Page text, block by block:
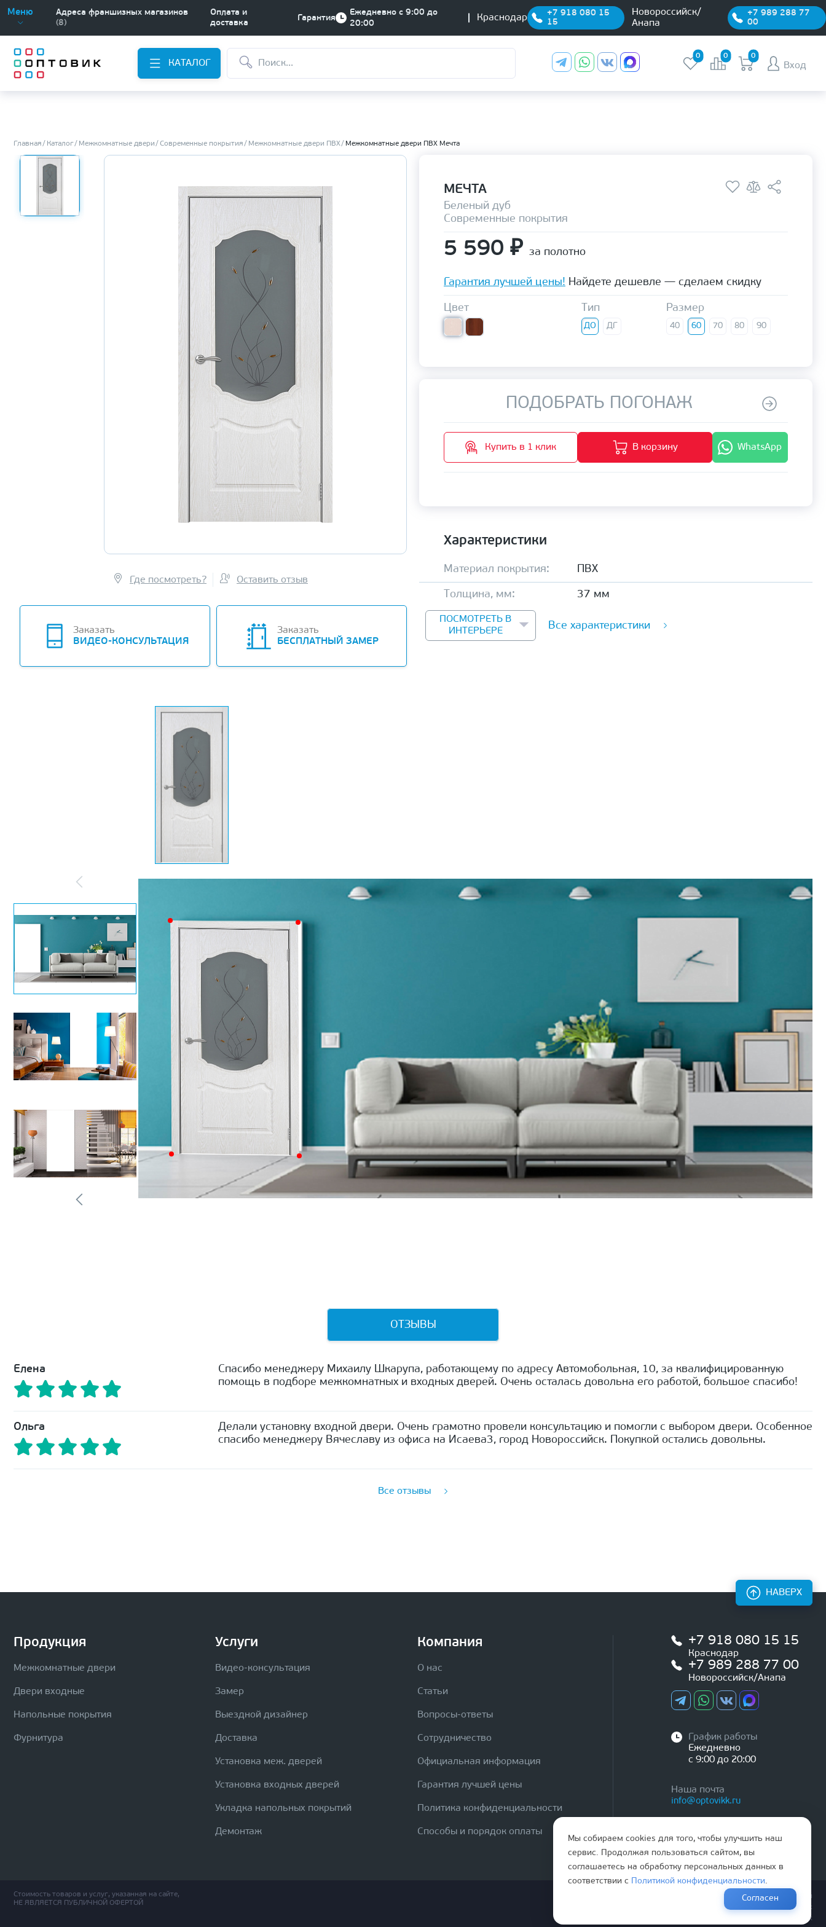
Меню
Адреса франшизных магазинов
(8)
Оплата и
доставка
Гарантия
Ежедневно с 9:00 до
20:00
Краснодар
+7 918 080 15
15
Новороссийск/
Анапа
+7 989 288 77
00
КАТАЛОГ
0 0 0
Вход
Главная Каталог Межкомнатные двери Современные покрытия Межкомнатные двери ПВХ Межкомнатные двери ПВХ Мечта
Где посмотреть? Оставить отзыв
Заказать
ВИДЕО-КОНСУЛЬТАЦИЯ
Заказать
БЕСПЛАТНЫЙ ЗАМЕР
МЕЧТА
Беленый дуб
Современные покрытия
5 590 ₽ за полотно
Гарантия лучшей цены! Найдете дешевле — сделаем скидку
Цвет Тип
ДО ДГ
Размер
40 60 70 80 90
ПОДОБРАТЬ ПОГОНАЖ
Купить в 1 клик В корзину WhatsApp
Характеристики
Материал покрытия: ПВХ
Толщина, мм: 37 мм
ПОСМОТРЕТЬ В
ИНТЕРЬЕРЕ
Все характеристики
ОТЗЫВЫ
Елена
Спасибо менеджеру Михаилу Шкарупа, работающему по адресу Автомобольная, 10, за квалифицированную
помощь в подборе межкомнатных и входных дверей. Очень осталась довольна его работой, большое спасибо!
Ольга
Делали установку входной двери. Очень грамотно провели консультацию и помогли с выбором двери. Особенное
спасибо менеджеру Вячеславу из офиса на Исаева3, город Новороссийск. Покупкой остались довольны.
Все отзывы
Продукция
Межкомнатные двери
Двери входные
Напольные покрытия
Фурнитура
Услуги
Видео-консультация
Замер
Выездной дизайнер
Доставка
Установка меж. дверей
Установка входных дверей
Укладка напольных покрытий
Демонтаж
Компания
О нас
Статьи
Вопросы-ответы
Сотрудничество
Официальная информация
Гарантия лучшей цены
Политика конфиденциальности
Способы и порядок оплаты
+7 918 080 15 15
Краснодар
+7 989 288 77 00
Новороссийск/Анапа
График работы
Ежедневно
с 9:00 до 20:00
Наша почта
info@optovikk.ru
НАВЕРХ
Стоимость товаров и услуг, указанная на сайте,
НЕ ЯВЛЯЕТСЯ ПУБЛИЧНОЙ ОФЕРТОЙ
Правила эксплутации входных и межкомнатных дверей
Политика обработки персональных данных
Согласие на обработку персональных данных
Мы собираем cookies для того, чтобы улучшить наш
сервис. Продолжая пользоваться сайтом, вы
соглашаетесь на обработку персональных данных в
соответствии с
Политикой конфиденциальности.
Согласен